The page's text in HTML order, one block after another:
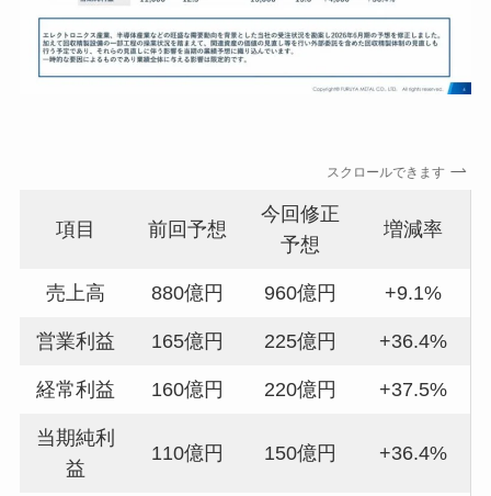
スクロールできます
項目 前回予想
今回修正
予想
増減率
売上高 880億円 960億円 +9.1%
営業利益 165億円 225億円 +36.4%
経常利益 160億円 220億円 +37.5%
当期純利
益
110億円 150億円 +36.4%